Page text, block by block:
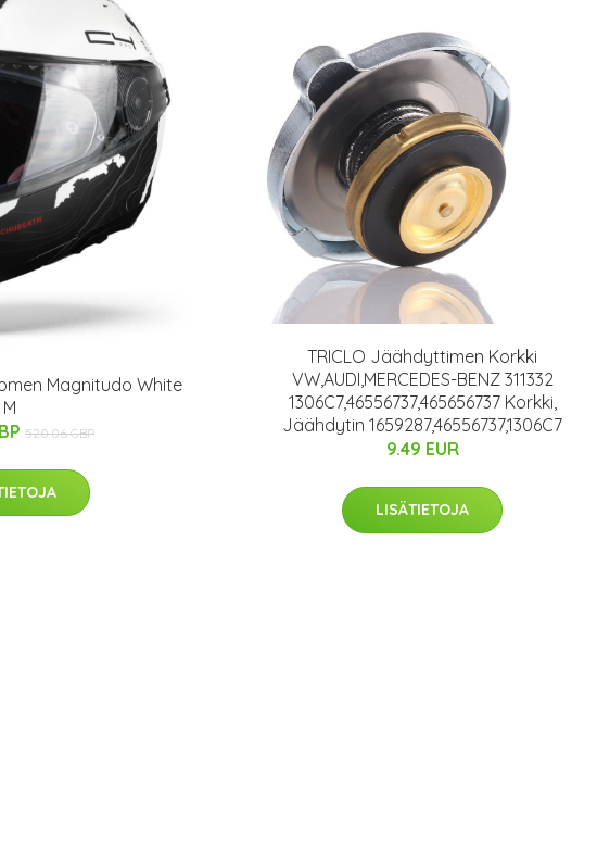
Magnitudo White
M
520.06 GBP
TRICLO Jäähdyttimen Korkki
VW,AUDI,MERCEDES-BENZ 311332
1306C7,46556737,465656737 Korkki,
Jäähdytin 1659287,46556737,1306C7
9.49 EUR
LISÄTIETOJA